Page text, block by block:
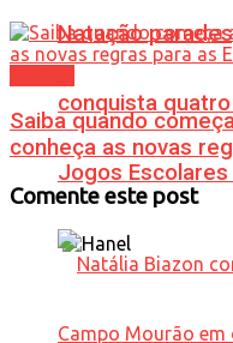
Natação
conquista
Jogos Escolares
Saiba quando
conheça as novas
Comente este post